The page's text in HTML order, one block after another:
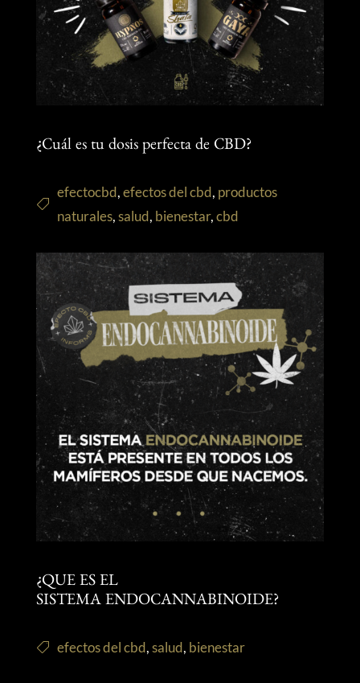
¿Cuál es tu dosis perfecta de CBD?
efectocbd,efectos del cbd, productos
naturales,salud, bienestar,cbd
¿QUE ES EL
SISTEMA ENDOCANNABINOIDE?
efectos del cbd,salud, bienestar